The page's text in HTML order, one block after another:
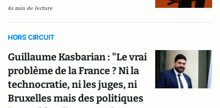
62 min de lecture
HORS CIRCUIT
Guillaume Kasbarian : "Le vrai
problème de la France ? Ni la
technocratie, ni les juges, ni
Bruxelles mais des politiques